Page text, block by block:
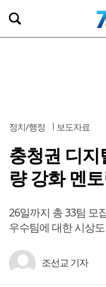
정치/행정 보도자료
충청권 디지
량 강화 멘
26일까지 총 33팀 모
우수팀에 대한 시상도
조선교 기자